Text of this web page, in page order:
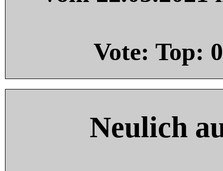
Vote: Top: 0
Neulich